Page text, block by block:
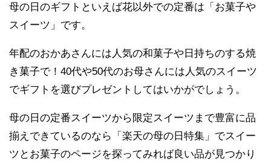
母の日のギフトといえば花以外での定番は「お菓子や
スイーツ」です。
年配のおかあさんには人気の和菓子や日持ちのする焼
き菓子で！40代や50代のお母さんには人気のスイーツ
でギフトを選びプレゼントしてはいかがでしょう。
母の日の定番スイーツから限定スイーツまで豊富に品
揃えできているのなら「楽天の母の日特集」でスイー
ツとお菓子のページを探ってみれば良い品が見つかり